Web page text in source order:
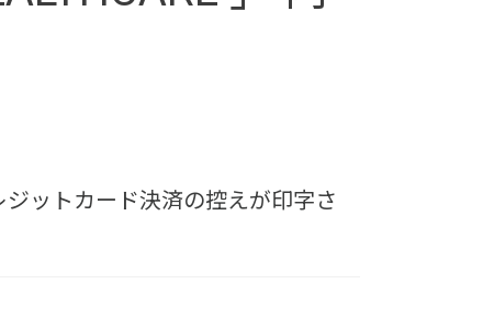
ジットカード決済の控えが印字さ